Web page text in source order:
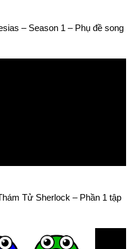
– Season 1 – Phụ đề song
Tử Sherlock – Phần 1 tập